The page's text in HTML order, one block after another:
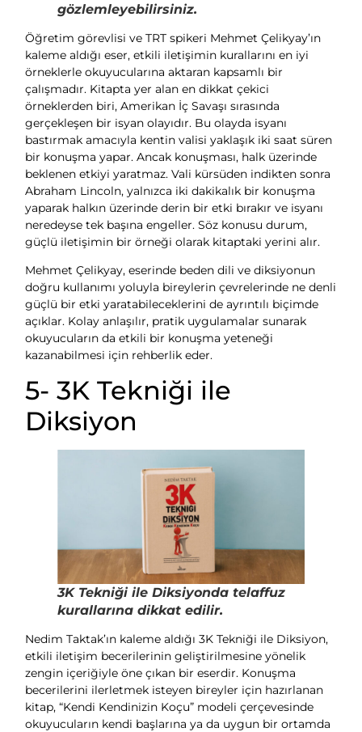
gözlemleyebilirsiniz.
Öğretim görevlisi ve TRT spikeri Mehmet Çelikyay’ın
kaleme aldığı eser, etkili iletişimin kurallarını en iyi
örneklerle okuyucularına aktaran kapsamlı bir
çalışmadır. Kitapta yer alan en dikkat çekici
örneklerden biri, Amerikan İç Savaşı sırasında
gerçekleşen bir isyan olayıdır. Bu olayda isyanı
bastırmak amacıyla kentin valisi yaklaşık iki saat süren
bir konuşma yapar. Ancak konuşması, halk üzerinde
beklenen etkiyi yaratmaz. Vali kürsüden indikten sonra
Abraham Lincoln, yalnızca iki dakikalık bir konuşma
yaparak halkın üzerinde derin bir etki bırakır ve isyanı
neredeyse tek başına engeller. Söz konusu durum,
güçlü iletişimin bir örneği olarak kitaptaki yerini alır.
Mehmet Çelikyay, eserinde beden dili ve diksiyonun
doğru kullanımı yoluyla bireylerin çevrelerinde ne denli
güçlü bir etki yaratabileceklerini de ayrıntılı biçimde
açıklar. Kolay anlaşılır, pratik uygulamalar sunarak
okuyucuların da etkili bir konuşma yeteneği
kazanabilmesi için rehberlik eder.
5- 3K Tekniği ile
Diksiyon
3K Tekniği ile Diksiyonda telaffuz
kurallarına dikkat edilir.
Nedim Taktak’ın kaleme aldığı 3K Tekniği ile Diksiyon,
etkili iletişim becerilerinin geliştirilmesine yönelik
zengin içeriğiyle öne çıkan bir eserdir. Konuşma
becerilerini ilerletmek isteyen bireyler için hazırlanan
kitap, “Kendi Kendinizin Koçu” modeli çerçevesinde
okuyucuların kendi başlarına ya da uygun bir ortamda